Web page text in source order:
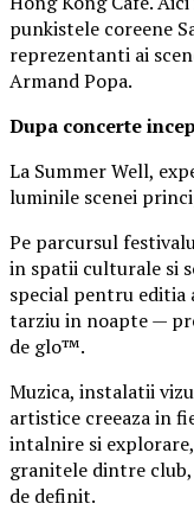
punkistele coreene
reprezentanti ai
Armand Popa.
Dupa concerte
La Summer Well,
luminile scenei
Pe parcursul
in spatii culturale si
special pentru editia
tarziu in noapte —
de glo™.
Muzica, instalatii
artistice creeaza in
intalnire si
granitele dintre
de definit.